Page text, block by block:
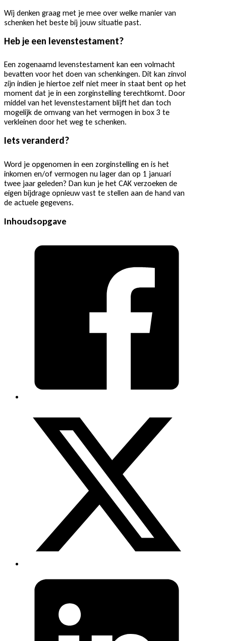
Wij denken graag met je mee over welke manier van
schenken het beste bij jouw situatie past.
Heb je een levenstestament?
Een zogenaamd levenstestament kan een volmacht
bevatten voor het doen van schenkingen. Dit kan zinvol
zijn indien je hiertoe zelf niet meer in staat bent op het
moment dat je in een zorginstelling terechtkomt. Door
middel van het levenstestament blijft het dan toch
mogelijk de omvang van het vermogen in box 3 te
verkleinen door het weg te schenken.
Iets veranderd?
Word je opgenomen in een zorginstelling en is het
inkomen en/of vermogen nu lager dan op 1 januari
twee jaar geleden? Dan kun je het CAK verzoeken de
eigen bijdrage opnieuw vast te stellen aan de hand van
de actuele gegevens.
Inhoudsopgave